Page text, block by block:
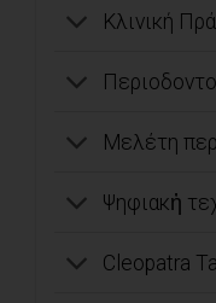
Κλινική
Μελέτη
Ψηφιακἠ
Cleopatra